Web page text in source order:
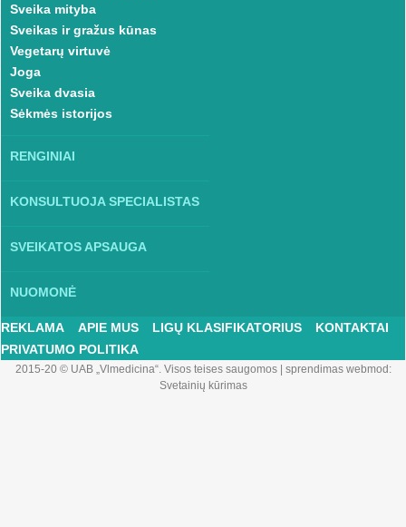
Sveika mityba
Sveikas ir gražus kūnas
Vegetarų virtuvė
Joga
Sveika dvasia
Sėkmės istorijos
RENGINIAI
KONSULTUOJA SPECIALISTAS
SVEIKATOS APSAUGA
NUOMONĖ
REKLAMA APIE MUS LIGŲ KLASIFIKATORIUS
KONTAKTAI
PRIVATUMO POLITIKA
2015-20 © UAB „Vlmedicina“. Visos teises saugomos| sprendimas webmod:
Svetainių kūrimas